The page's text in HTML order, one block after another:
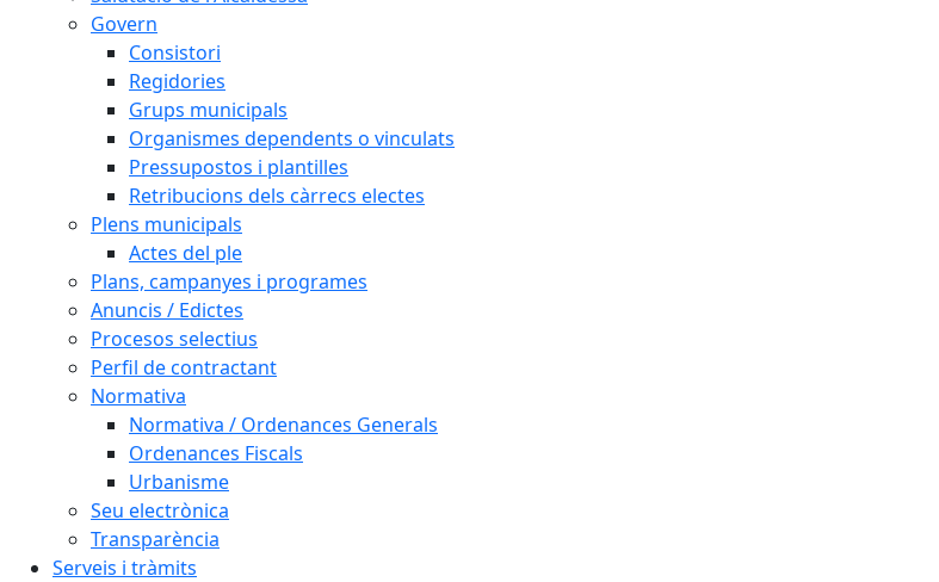
Govern
Consistori
Regidories
Grups municipals
Organismes dependents o vinculats
Pressupostos i plantilles
Retribucions dels càrrecs electes
Plens municipals
Actes del ple
Plans, campanyes i programes
Anuncis / Edictes
Procesos selectius
Perfil de contractant
Normativa
Normativa / Ordenances Generals
Ordenances Fiscals
Urbanisme
Seu electrònica
Transparència
Serveis i tràmits